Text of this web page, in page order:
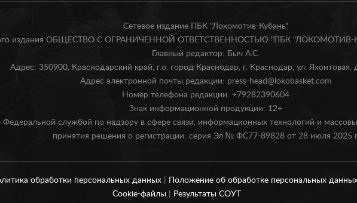
Сетевое издание ПБК "Локомотив-Кубань"
издания ОБЩЕСТВО С ОГРАНИЧЕННОЙ ОТВЕТСТВЕННОСТЬЮ "ПБК "ЛОКОМОТИВ-
Главный редактор: Быч А.С.
Адрес: 350900, Краснодарский край, г.о. город Краснодар, г. Краснодар, ул. Яхонтовая,
Адрес электронной почты редакции: press-head@lokobasket.com
Номер телефона редакции: +79282390604
Знак информационной продукции: 12+
Федеральной службой по надзору в сфере связи, информационных технологий и
принятия решения о регистрации: серия Эл № ФС77-89828 от 28 июля 2025
обработки персональных данных Положение об обработке персональных
Cookie-файлы
Результаты СОУТ